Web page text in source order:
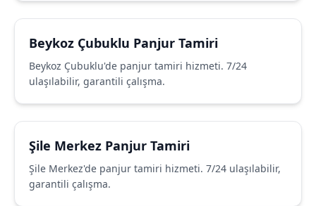
Beykoz Çubuklu Panjur Tamiri
Beykoz Çubuklu'de panjur tamiri hizmeti. 7/24
ulaşılabilir, garantili çalışma.
Şile Merkez Panjur Tamiri
Şile Merkez'de panjur tamiri hizmeti. 7/24 ulaşılabilir,
garantili çalışma.